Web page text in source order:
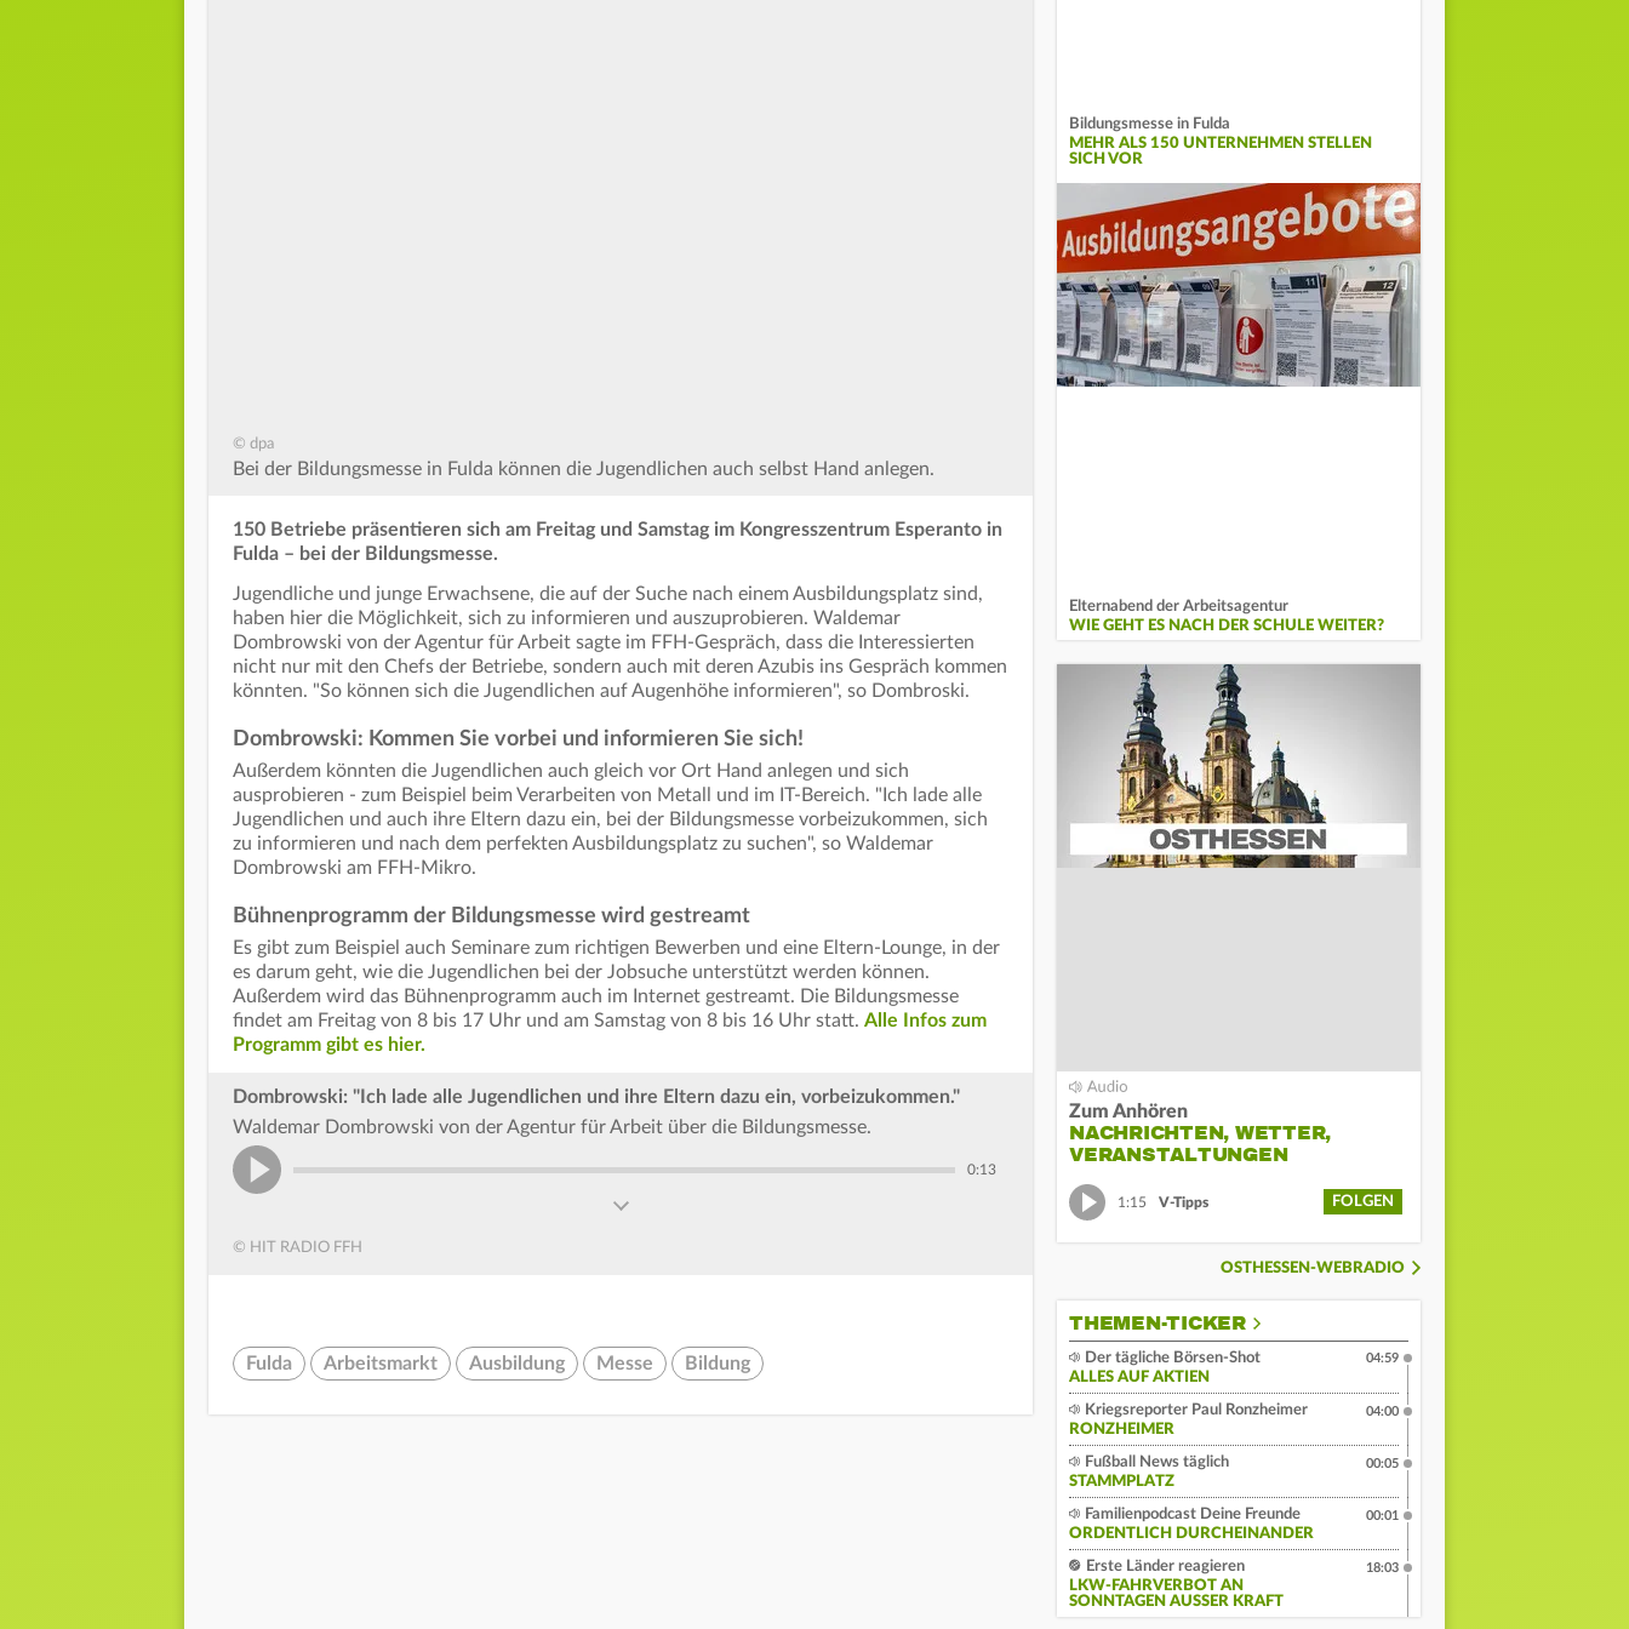
© dpa
Bei der Bildungsmesse in Fulda können die Jugendlichen auch selbst Hand anlegen.
150 Betriebe präsentieren sich am Freitag und Samstag im Kongresszentrum Esperanto in
Fulda – bei der Bildungsmesse.
Jugendliche und junge Erwachsene, die auf der Suche nach einem Ausbildungsplatz sind,
haben hier die Möglichkeit, sich zu informieren und auszuprobieren. Waldemar
Dombrowski von der Agentur für Arbeit sagte im FFH-Gespräch, dass die Interessierten
nicht nur mit den Chefs der Betriebe, sondern auch mit deren Azubis ins Gespräch kommen
könnten. "So können sich die Jugendlichen auf Augenhöhe informieren", so Dombroski.
Dombrowski: Kommen Sie vorbei und informieren Sie sich!
Außerdem könnten die Jugendlichen auch gleich vor Ort Hand anlegen und sich
ausprobieren - zum Beispiel beim Verarbeiten von Metall und im IT-Bereich. "Ich lade alle
Jugendlichen und auch ihre Eltern dazu ein, bei der Bildungsmesse vorbeizukommen, sich
zu informieren und nach dem perfekten Ausbildungsplatz zu suchen", so Waldemar
Dombrowski am FFH-Mikro.
Bühnenprogramm der Bildungsmesse wird gestreamt
Es gibt zum Beispiel auch Seminare zum richtigen Bewerben und eine Eltern-Lounge, in der
es darum geht, wie die Jugendlichen bei der Jobsuche unterstützt werden können.
Außerdem wird das Bühnenprogramm auch im Internet gestreamt. Die Bildungsmesse
findet am Freitag von 8 bis 17 Uhr und am Samstag von 8 bis 16 Uhr statt. Alle Infos zum
Programm gibt es hier.
Dombrowski: "Ich lade alle Jugendlichen und ihre Eltern dazu ein, vorbeizukommen."
Waldemar Dombrowski von der Agentur für Arbeit über die Bildungsmesse.
0:13
© HIT RADIO FFH
Fulda Arbeitsmarkt Ausbildung Messe Bildung
Bildungsmesse in Fulda
MEHR ALS 150 UNTERNEHMEN STELLEN
SICH VOR
Elternabend der Arbeitsagentur
WIE GEHT ES NACH DER SCHULE WEITER?
Zum Anhören
NACHRICHTEN, WETTER,
VERANSTALTUNGEN
1:15 V-Tipps FOLGEN
OSTHESSEN-WEBRADIO
THEMEN-TICKER
Der tägliche Börsen-Shot
ALLES AUF AKTIEN
04:59
Kriegsreporter Paul Ronzheimer
RONZHEIMER
04:00
Fußball News täglich
STAMMPLATZ
00:05
Familienpodcast Deine Freunde
ORDENTLICH DURCHEINANDER
00:01
Erste Länder reagieren
LKW-FAHRVERBOT AN
SONNTAGEN AUSSER KRAFT
18:03